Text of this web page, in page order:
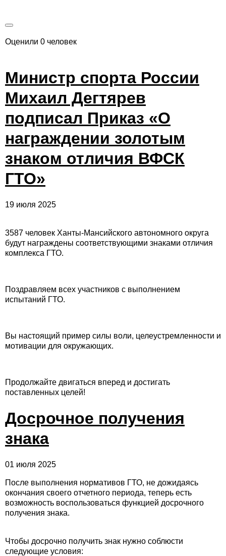
Оценили 0 человек
Министр спорта России
Михаил Дегтярев
подписал Приказ «О
награждении золотым
знаком отличия ВФСК
ГТО»
19 июля 2025
3587 человек Ханты-Мансийского автономного округа
будут награждены соответствующими знаками отличия
комплекса ГТО.
Поздравляем всех участников с выполнением
испытаний ГТО.
Вы настоящий пример силы воли, целеустремленности и
мотивации для окружающих.
Продолжайте двигаться вперед и достигать
поставленных целей!
Досрочное получения
знака
01 июля 2025
После выполнения нормативов ГТО, не дожидаясь
окончания своего отчетного периода, теперь есть
возможность воспользоваться функцией досрочного
получения знака.
Чтобы досрочно получить знак нужно соблюсти
следующие условия: